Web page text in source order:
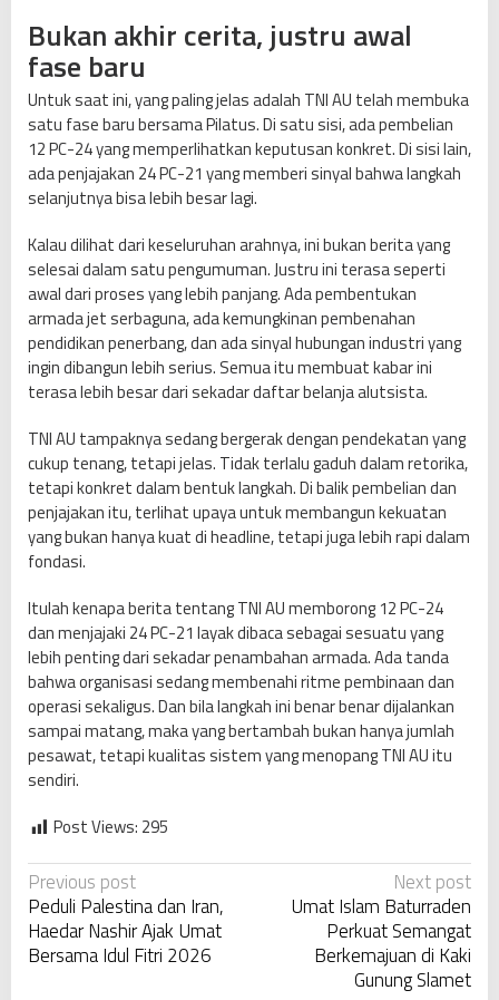
Bukan akhir cerita, justru awal
fase baru
Untuk saat ini, yang paling jelas adalah TNI AU telah membuka
satu fase baru bersama Pilatus. Di satu sisi, ada pembelian
12 PC-24 yang memperlihatkan keputusan konkret. Di sisi lain,
ada penjajakan 24 PC-21 yang memberi sinyal bahwa langkah
selanjutnya bisa lebih besar lagi.
Kalau dilihat dari keseluruhan arahnya, ini bukan berita yang
selesai dalam satu pengumuman. Justru ini terasa seperti
awal dari proses yang lebih panjang. Ada pembentukan
armada jet serbaguna, ada kemungkinan pembenahan
pendidikan penerbang, dan ada sinyal hubungan industri yang
ingin dibangun lebih serius. Semua itu membuat kabar ini
terasa lebih besar dari sekadar daftar belanja alutsista.
TNI AU tampaknya sedang bergerak dengan pendekatan yang
cukup tenang, tetapi jelas. Tidak terlalu gaduh dalam retorika,
tetapi konkret dalam bentuk langkah. Di balik pembelian dan
penjajakan itu, terlihat upaya untuk membangun kekuatan
yang bukan hanya kuat di headline, tetapi juga lebih rapi dalam
fondasi.
Itulah kenapa berita tentang TNI AU memborong 12 PC-24
dan menjajaki 24 PC-21 layak dibaca sebagai sesuatu yang
lebih penting dari sekadar penambahan armada. Ada tanda
bahwa organisasi sedang membenahi ritme pembinaan dan
operasi sekaligus. Dan bila langkah ini benar benar dijalankan
sampai matang, maka yang bertambah bukan hanya jumlah
pesawat, tetapi kualitas sistem yang menopang TNI AU itu
sendiri.
Post Views: 295
P
o
s
t
Previous post
Peduli Palestina dan Iran,
Haedar Nashir Ajak Umat
Bersama Idul Fitri 2026
Next post
Umat Islam Baturraden
Perkuat Semangat
Berkemajuan di Kaki
Gunung Slamet